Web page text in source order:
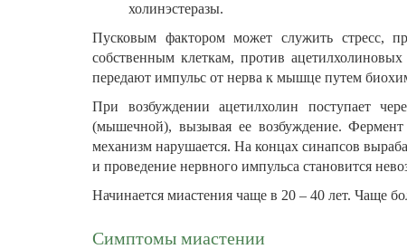
холинэстеразы.
Пусковым фактором может служить стресс,
собственным клеткам, против
передают импульс от нерва к мышце путем
При возбуждении ацетилхолин поступает
(мышечной), вызывая ее возбуждение. Фермент
механизм нарушается. На концах синапсов
и проведение нервного импульса становится
Начинается миастения чаще в 20 – 40 лет. Чаще
Симптомы миастении